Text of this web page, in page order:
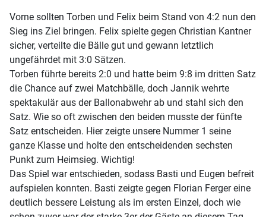
Vorne sollten Torben und Felix beim Stand von 4:2 nun den
Sieg ins Ziel bringen. Felix spielte gegen Christian Kantner
sicher, verteilte die Bälle gut und gewann letztlich
ungefährdet mit 3:0 Sätzen.
Torben führte bereits 2:0 und hatte beim 9:8 im dritten Satz
die Chance auf zwei Matchbälle, doch Jannik wehrte
spektakulär aus der Ballonabwehr ab und stahl sich den
Satz. Wie so oft zwischen den beiden musste der fünfte
Satz entscheiden. Hier zeigte unsere Nummer 1 seine
ganze Klasse und holte den entscheidenden sechsten
Punkt zum Heimsieg. Wichtig!
Das Spiel war entschieden, sodass Basti und Eugen befreit
aufspielen konnten. Basti zeigte gegen Florian Ferger eine
deutlich bessere Leistung als im ersten Einzel, doch wie